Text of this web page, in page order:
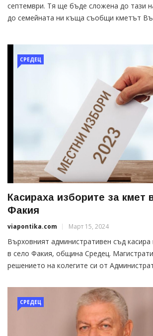
септември. Тя ще бъде сложена до тази
до семейната ни къща съобщи кметът
СРЕДЕЦ
Касираха изборите за кмет
Факия
viapontika.com Март 15, 2024
Върховният административен съд
в село Факия, община Средец.
решението на колегите си от
СРЕДЕЦ